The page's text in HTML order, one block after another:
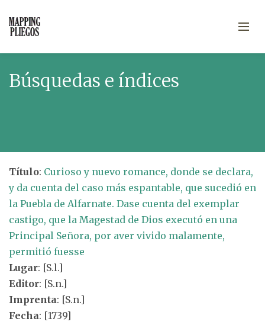
Búsquedas e índices
Título: Curioso y nuevo romance, donde se declara,
y da cuenta del caso más espantable, que sucedió en
la Puebla de Alfarnate. Dase cuenta del exemplar
castigo, que la Magestad de Dios executó en una
Principal Señora, por aver vivido malamente,
permitió fuesse
Lugar: [S.l.]
Editor: [S.n.]
Imprenta: [S.n.]
Fecha: [1739]